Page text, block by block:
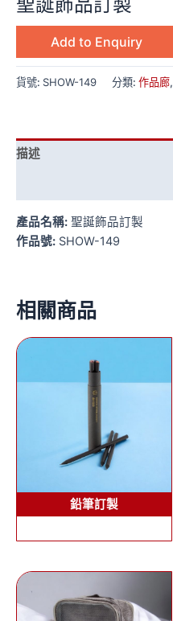
Add to Enquiry
貨號: SHOW-149 分類: 作品廊,
描述
產品名稱: 聖誕飾品訂製
作品號: SHOW-149
相關商品
鉛筆訂製